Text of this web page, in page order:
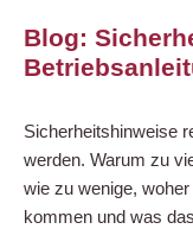
Blog:
Sicherheitshinweise
werden. Warum zu
wie zu wenige,
kommen und was